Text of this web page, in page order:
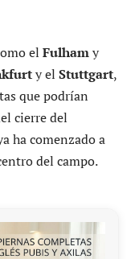
el Fulhamy
y el Stuttgart,
que podrían
cierre del
ha comenzado a
del campo.